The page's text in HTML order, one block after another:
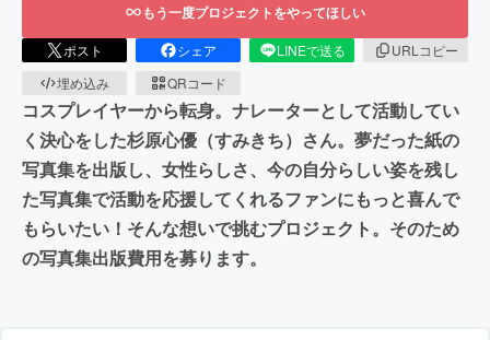
もう一度プロジェクトをやってほしい
ポスト シェア LINEで送る
URLコピー
埋め込み
QRコード
コスプレイヤーから転身。ナレーターとして活動してい
く決心をした杉原心優（すみきち）さん。夢だった紙の
写真集を出版し、女性らしさ、今の自分らしい姿を残し
た写真集で活動を応援してくれるファンにもっと喜んで
もらいたい！そんな想いで挑むプロジェクト。そのため
の写真集出版費用を募ります。